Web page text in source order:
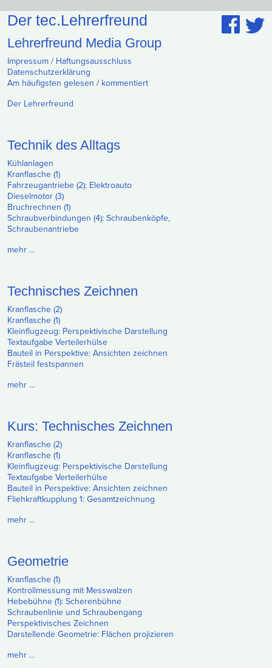
Der tec.Lehrerfreund
Lehrerfreund Media Group
Impressum / Haftungsausschluss
Datenschutzerklärung
Am häufigsten gelesen / kommentiert
Der Lehrerfreund
Technik des Alltags
Kühlanlagen
Kranflasche (1)
Fahrzeugantriebe (2): Elektroauto
Dieselmotor (3)
Bruchrechnen (1)
Schraubverbindungen (4): Schraubenköpfe,
Schraubenantriebe
mehr …
Technisches Zeichnen
Kranflasche (2)
Kranflasche (1)
Kleinflugzeug: Perspektivische Darstellung
Textaufgabe Verteilerhülse
Bauteil in Perspektive: Ansichten zeichnen
Frästeil festspannen
mehr …
Kurs: Technisches Zeichnen
Kranflasche (2)
Kranflasche (1)
Kleinflugzeug: Perspektivische Darstellung
Textaufgabe Verteilerhülse
Bauteil in Perspektive: Ansichten zeichnen
Fliehkraftkupplung 1: Gesamtzeichnung
mehr …
Geometrie
Kranflasche (1)
Kontrollmessung mit Messwalzen
Hebebühne (1): Scherenbühne
Schraubenlinie und Schraubengang
Perspektivisches Zeichnen
Darstellende Geometrie: Flächen projizieren
mehr …